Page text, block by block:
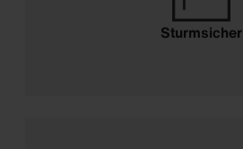
Sturmsicher